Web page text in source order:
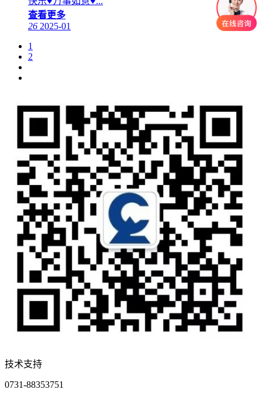
查看更多
26 2025-01
1
2
技术支持
0731-88353751